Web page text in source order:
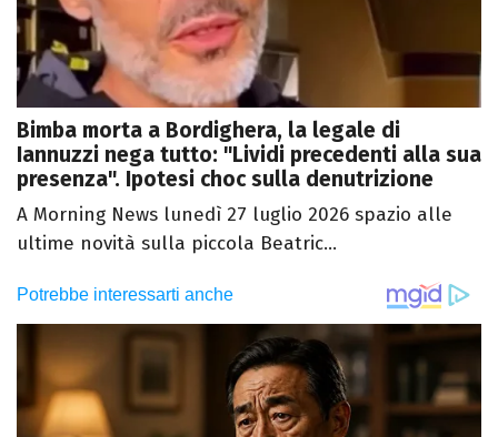
Bimba morta a Bordighera, la legale di
Iannuzzi nega tutto: "Lividi precedenti alla sua
presenza". Ipotesi choc sulla denutrizione
A Morning News lunedì 27 luglio 2026 spazio alle
ultime novità sulla piccola Beatric...